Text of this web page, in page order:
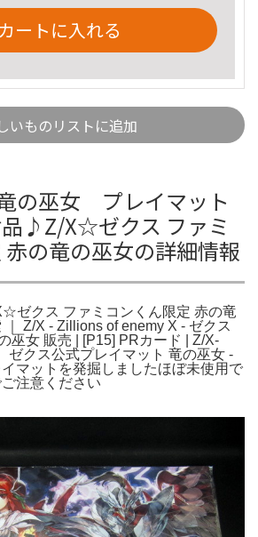
カートに入れる
いものリストに追加
の巫女 プレイマット
♪Z/X☆ゼクス ファミ
の竜の巫女の詳細情報
ゼクス ファミコンくん限定 赤の竜
Z/X - Zillions of enemy X - ゼクス
巫女 販売 | [P15] PRカード | Z/X-
ゼクス公式プレイマット 竜の巫女 -
マットを発掘しましたほぼ未使用で
注意ください